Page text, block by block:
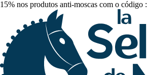
15% nos produtos anti-moscas com o código :